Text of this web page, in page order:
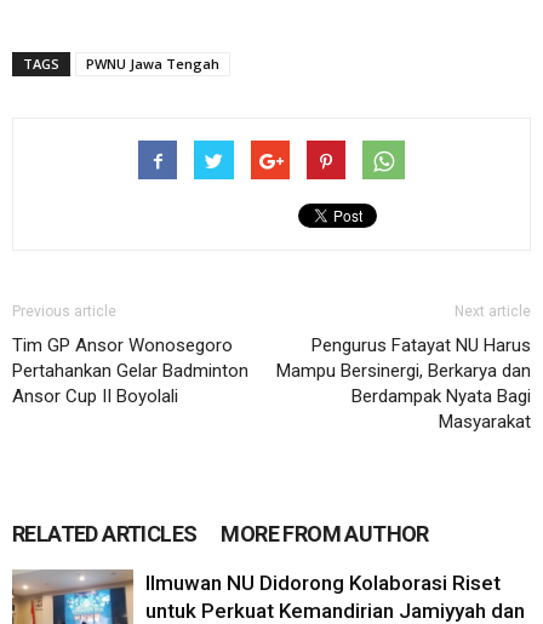
TAGS PWNU Jawa Tengah
Previous article
Tim GP Ansor Wonosegoro
Pertahankan Gelar Badminton
Ansor Cup II Boyolali
Next article
Pengurus Fatayat NU Harus
Mampu Bersinergi, Berkarya dan
Berdampak Nyata Bagi
Masyarakat
RELATED ARTICLES MORE FROM AUTHOR
Ilmuwan NU Didorong Kolaborasi Riset
untuk Perkuat Kemandirian Jamiyyah dan